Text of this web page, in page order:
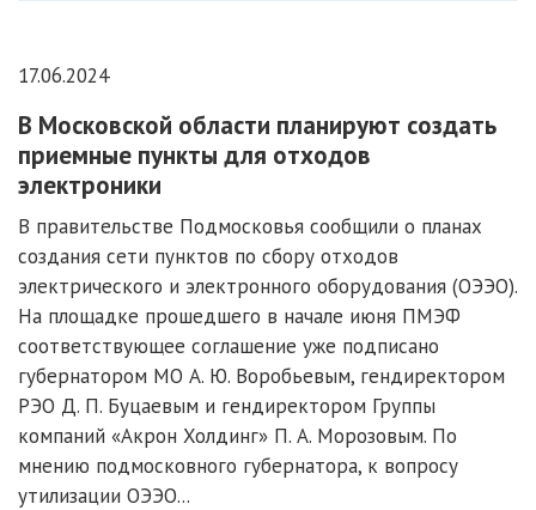
17.06.2024
В Московской области планируют создать
приемные пункты для отходов
электроники
В правительстве Подмосковья сообщили о планах
создания сети пунктов по сбору отходов
электрического и электронного оборудования (ОЭЭО).
На площадке прошедшего в начале июня ПМЭФ
соответствующее соглашение уже подписано
губернатором МО А. Ю. Воробьевым, гендиректором
РЭО Д. П. Буцаевым и гендиректором Группы
компаний «Акрон Холдинг» П. А. Морозовым. По
мнению подмосковного губернатора, к вопросу
утилизации ОЭЭО...